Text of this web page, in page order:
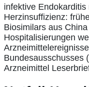
infektive
Herzinsuffizienz:
Biosimilars aus
Hospitalisierungen
Bundesausschusses
Arzneimittel